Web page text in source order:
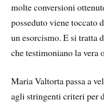
molte conversioni
posseduto viene toccato
un esorcismo. E si tratta
che testimoniano la vera
Maria Valtorta passa a
agli stringenti criteri per